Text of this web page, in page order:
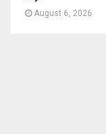
August 6, 2026